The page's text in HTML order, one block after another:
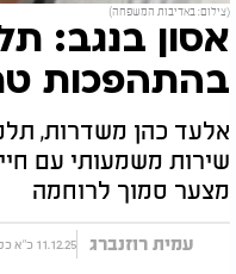
(צילום: באדיבות המשפחה)
אסון בנגב:
בהתהפכות
אלעד כהן משדרות,
שירות משמעותי עם
מצער סמוך לרוחמה
עמית רוזנברג 11.12.25 כ"א כסלו התשפ"ו